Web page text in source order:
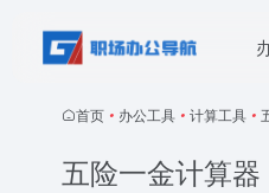
首页 • 办公工具 • 计算工具 •
五险一金计算器